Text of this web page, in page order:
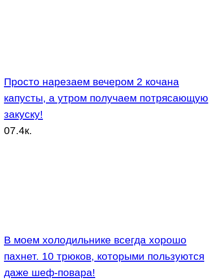
Просто нарезаем вечером 2 кочана
капусты, а утром получаем потрясающую
закуску!
07.4к.
В моем холодильнике всегда хорошо
пахнет. 10 трюков, которыми пользуются
даже шеф-повара!